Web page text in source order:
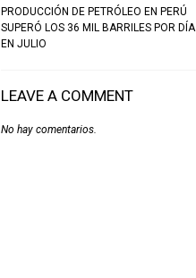
PRODUCCIÓN DE PETRÓLEO EN PERÚ
SUPERÓ LOS 36 MIL BARRILES POR DÍA
EN JULIO
LEAVE A COMMENT
No hay comentarios.